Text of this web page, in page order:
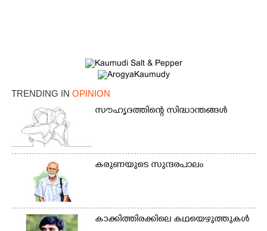
TRENDING IN OPINION
സൗഹൃദത്തിന്റെ സിദ്ധാന്തങ്ങൾ
കരുണയുടെ സുന്ദരപാലം
കാക്കിത്തിരക്കിലെ കഥയെഴുത്തുകൾ